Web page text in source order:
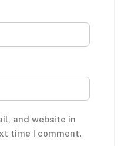
and website in
time I comment.